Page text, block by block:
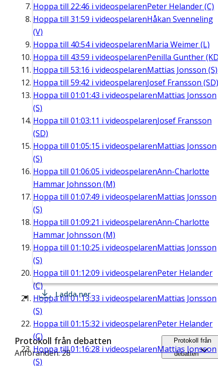
Hoppa till 22:46 i videospelarenPeter Helander (C)
Hoppa till 31:59 i videospelarenHåkan Svenneling
(V)
Hoppa till 40:54i videospelarenMaria Weimer (L)
Hoppa till 43:59 i videospelarenPenilla Gunther
Hoppa till 53:16 i videospelarenMattias Jonsson (S)
Hoppa till 59:42 i videospelarenJosef Fransson (SD)
Hoppa till 01:01:43 i videospelarenMattias Jonsson
(S)
Hoppa till 01:03:11 i videospelarenJosef Fransson
(SD)
Hoppa till 01:05:15 i videospelarenMattias Jonsson
(S)
Hoppa till 01:06:05 i videospelarenAnn-Charlotte
Hammar Johnsson (M)
Hoppa till 01:07:49 i videospelarenMattias Jonsson
(S)
Hoppa till 01:09:21 i videospelarenAnn-Charlotte
Hammar Johnsson (M)
Hoppa till 01:10:25 i videospelarenMattias Jonsson
(S)
Hoppa till 01:12:09 i videospelarenPeter Helander
(C)
Hoppa till01:13:33 i videospelarenMattias Jonsson
(S)
Hoppa till 01:15:32 i videospelarenPeter Helander
(C)
Hoppa till01:16:28 i videospelarenMattias Jonsson
(S)
Ladda ner
Protokoll från debatten
Anföranden: 28
Protokoll från
debatten